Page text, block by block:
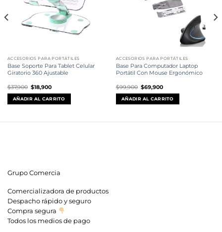
ACCESORIOS PARA PORTÁTILES
Base Soporte Para Tablet Celular
Giratorio 360 Ajustable
$37,900 El
precio
original
era:
$37,900.
$18,900El
actual
es:
$18,900.
AÑADIR AL CARRITO
ACCESORIOS PARA PORTÁTILES
Base Para Computador Laptop
Portátil Con Mouse Ergonómico
$99,900 El
precio
original
era:
$99,900.
$69,900El
actual
es:
$69,900.
AÑADIR AL CARRITO
Grupo Comercia
Comercializadora de productos
Despacho rápido y seguro
Compra segura
Todos los medios de pago